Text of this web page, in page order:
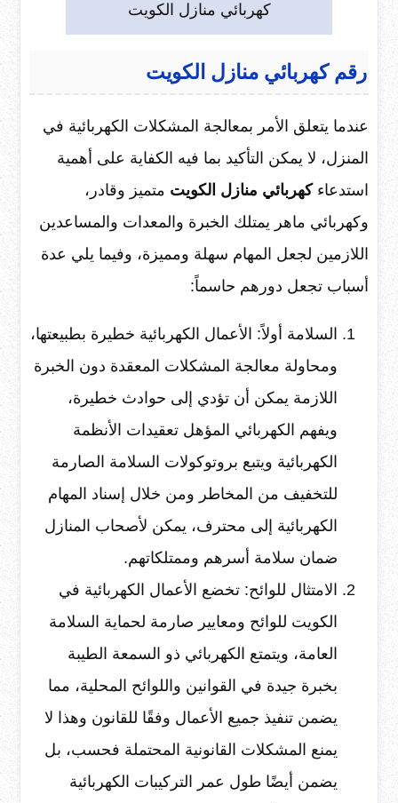
كهربائي منازل الكويت
رقم كهربائي منازل الكويت
عندما يتعلق الأمر بمعالجة المشكلات الكهربائية في
المنزل، لا يمكن التأكيد بما فيه الكفاية على أهمية
استدعاءكهربائي منازل الكويت متميز وقادر،
وكهربائي ماهر يمتلك الخبرة والمعدات والمساعدين
اللازمين لجعل المهام سهلة ومميزة، وفيما يلي عدة
أسباب تجعل دورهم حاسماً:
السلامة أولاً: الأعمال الكهربائية خطيرة بطبيعتها،
ومحاولة معالجة المشكلات المعقدة دون الخبرة
اللازمة يمكن أن تؤدي إلى حوادث خطيرة،
ويفهم الكهربائي المؤهل تعقيدات الأنظمة
الكهربائية ويتبع بروتوكولات السلامة الصارمة
للتخفيف من المخاطر ومن خلال إسناد المهام
الكهربائية إلى محترف، يمكن لأصحاب المنازل
ضمان سلامة أسرهم وممتلكاتهم.
الامتثال للوائح: تخضع الأعمال الكهربائية في
الكويت للوائح ومعايير صارمة لحماية السلامة
العامة، ويتمتع الكهربائي ذو السمعة الطيبة
بخبرة جيدة في القوانين واللوائح المحلية، مما
يضمن تنفيذ جميع الأعمال وفقًا للقانون وهذا لا
يمنع المشكلات القانونية المحتملة فحسب، بل
يضمن أيضًا طول عمر التركيبات الكهربائية